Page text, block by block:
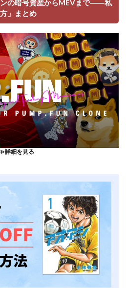
の暗号資産からMEVまで――私
」まとめ
詳細を見る